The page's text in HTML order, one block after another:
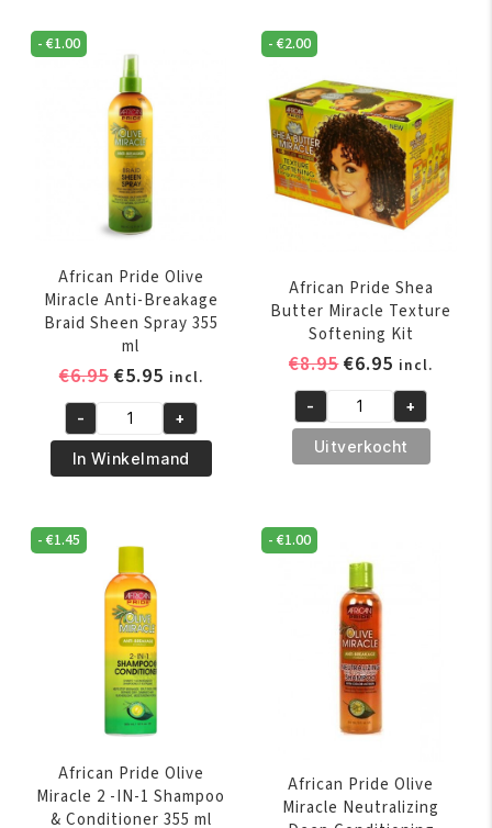
-€1.00
African Pride Olive
Miracle Anti-Breakage
Braid Sheen Spray 355
ml
€6.95 Oorspronkelijke
was:
€6.95.
€5.95Huidige
prijs
is:
€5.95.
incl.
African
Pride
Olive
Anti-
Breakage
Braid
aantal
- +
In Winkelmand
-€2.00
African Pride Shea
Butter Miracle Texture
Softening Kit
€8.95
was:
€8.95.
€6.95 Huidige
prijs
is:
€6.95.
incl.
African
Pride
Shea
Miracle
Texture
Softening
aantal
- +
Uitverkocht
-€1.45
African Pride Olive
Miracle 2 -IN-1 Shampoo
& Conditioner 355 ml
-€1.00
African Pride Olive
Miracle Neutralizing